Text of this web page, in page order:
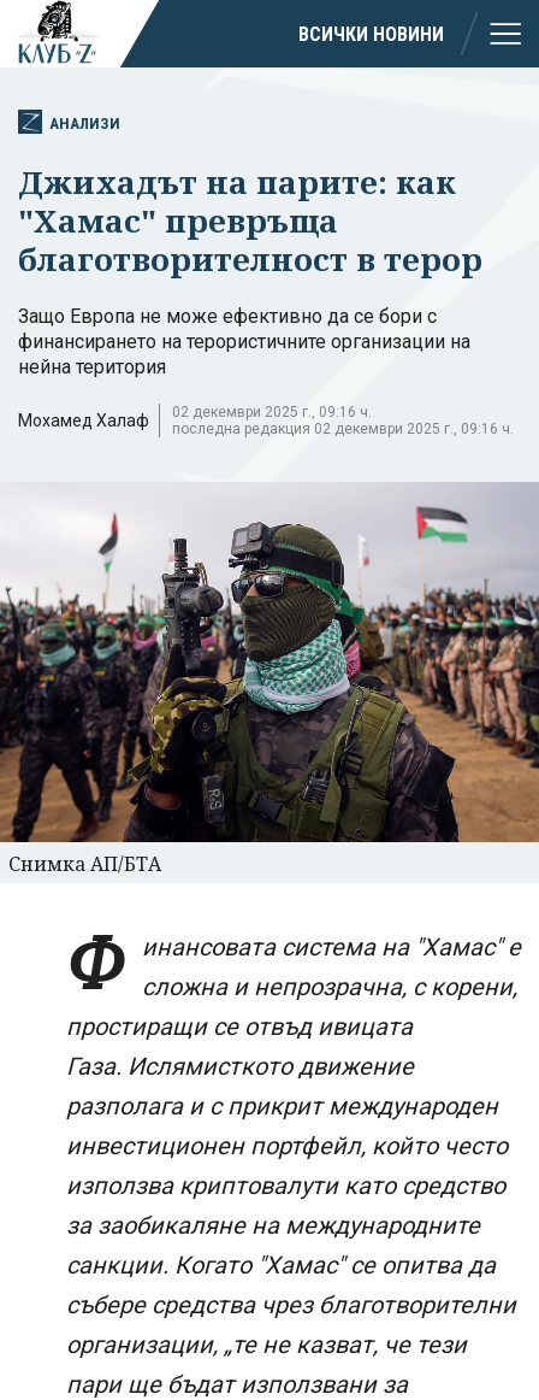
ВСИЧКИ НОВИНИ
АНАЛИЗИ
Джихадът на парите: как
"Хамас" превръща
благотворителност в терор
Защо Европа не може ефективно да се бори с
финансирането на терористичните организации на
нейна територия
Мохамед Халаф
02 декември 2025 г., 09:16 ч.
последна редакция 02 декември 2025 г., 09:16 ч.
Снимка АП/БТА
Ф
инансовата система на "Хамас" е
сложна и непрозрачна, с корени,
простиращи се отвъд ивицата
Газа. Ислямисткото движение
разполага и с прикрит международен
инвестиционен портфейл, който често
използва криптовалути като средство
за заобикаляне на международните
санкции. Когато "Хамас" се опитва да
събере средства чрез благотворителни
организации, „те не казват, че тези
пари ще бъдат използвани за